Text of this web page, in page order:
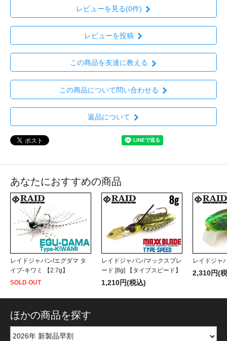
レビューを見る(0件)
レビューを投稿
この商品を友達に教える
この商品について問い合わせる
返品について
あなたにおすすめの商品
レイドジャパン/エグダマ タ
イプ-キワミ 【2.7g】
SOLD OUT
レイドジャパン/マックスブレ
ード [8g] 【タイプスピード】
1,210円(税込)
レイドジャ
2,310円(
ほかの商品を探す